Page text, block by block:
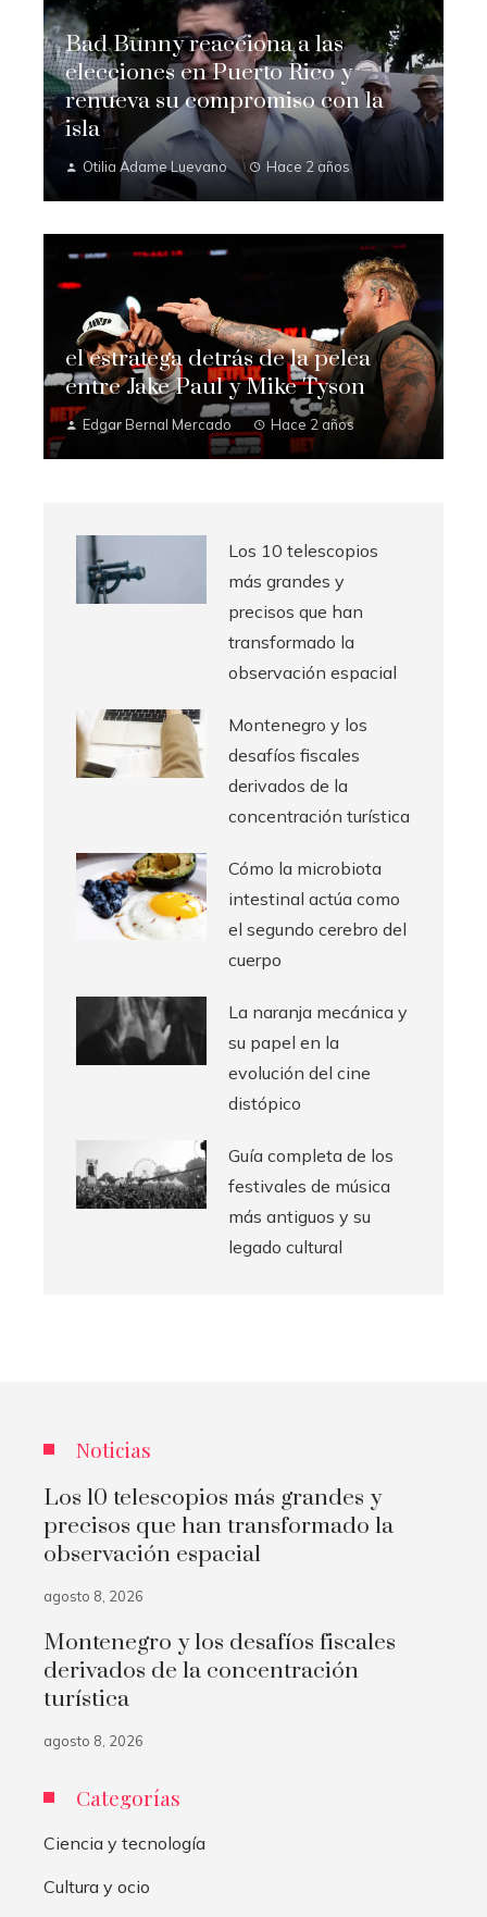
Bad Bunny reacciona a las
elecciones en Puerto Rico y
renueva su compromiso con la
isla
Otilia Adame Luevano Hace 2 años
el estratega detrás de la pelea
entre Jake Paul y Mike Tyson
Edgar Bernal Mercado Hace 2 años
Los 10 telescopios
más grandes y
precisos que han
transformado la
observación espacial
Montenegro y los
desafíos fiscales
derivados de la
concentración turística
Cómo la microbiota
intestinal actúa como
el segundo cerebro del
cuerpo
La naranja mecánica y
su papel en la
evolución del cine
distópico
Guía completa de los
festivales de música
más antiguos y su
legado cultural
Noticias
Los 10 telescopios más grandes y
precisos que han transformado la
observación espacial
agosto 8, 2026
Montenegro y los desafíos fiscales
derivados de la concentración
turística
agosto 8, 2026
Categorías
Ciencia y tecnología
Cultura y ocio